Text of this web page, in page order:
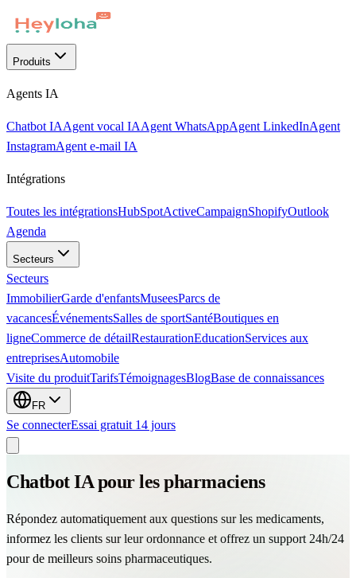
Produits
Agents IA
Chatbot IAAgent vocal IAAgent WhatsAppAgent LinkedInAgent
InstagramAgent e-mail IA
Intégrations
Toutes les intégrationsHubSpotActiveCampaignShopifyOutlook
Agenda
Secteurs
Secteurs
ImmobilierGarde d'enfantsMuseesParcs de
vacancesÉvénementsSalles de sportSantéBoutiques en
ligneCommerce de détailRestaurationEducationServices aux
entreprisesAutomobile
Visite du produitTarifsTémoignagesBlogBase de connaissances
FR
Se connecterEssai gratuit 14 jours
Chatbot IA pour les pharmaciens
Répondez automatiquement aux questions sur les medicaments,
informez les clients sur leur ordonnance et offrez un support 24h/24
pour de meilleurs soins pharmaceutiques.